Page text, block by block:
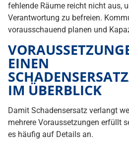
fehlende Räume reicht nicht aus,
Verantwortung zu befreien.
vorausschauend planen und
EINEN
IM ÜBERBLICK
Damit Schadensersatz verlangt
mehrere Voraussetzungen erfüllt
es häufig auf Details an.